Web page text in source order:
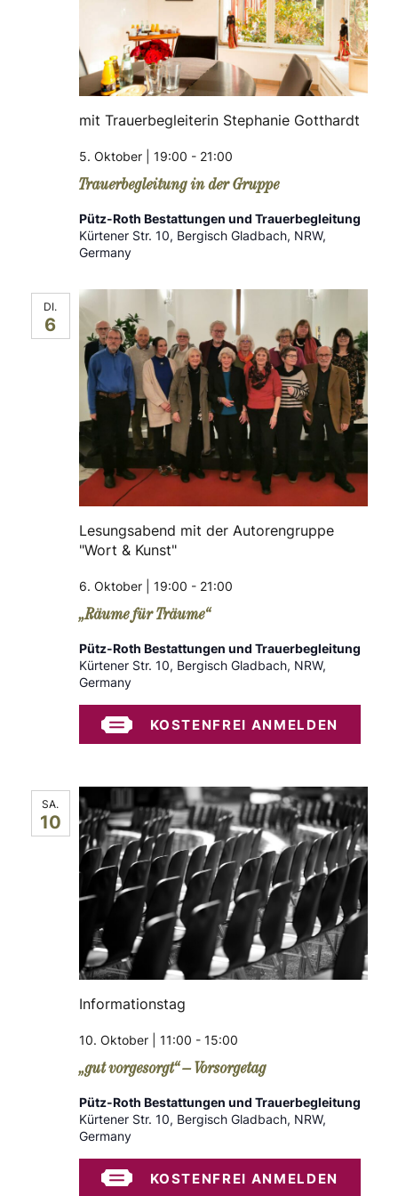
5. Oktober | 19:00 - 21:00
Trauerbegleitung in der Gruppe
mit Trauerbegleiterin Stephanie Gotthardt
Pütz-Roth Bestattungen und Trauerbegleitung
Kürtener Str. 10, Bergisch Gladbach, NRW,
Germany
DI.
6
6. Oktober | 19:00 - 21:00
„Räume für Träume“
Lesungsabend mit der Autorengruppe
"Wort & Kunst"
Pütz-Roth Bestattungen und Trauerbegleitung
Kürtener Str. 10, Bergisch Gladbach, NRW,
Germany
KOSTENFREI ANMELDEN
SA.
10
10. Oktober | 11:00 - 15:00
„gut vorgesorgt“ – Vorsorgetag
Informationstag
Pütz-Roth Bestattungen und Trauerbegleitung
Kürtener Str. 10, Bergisch Gladbach, NRW,
Germany
KOSTENFREI ANMELDEN